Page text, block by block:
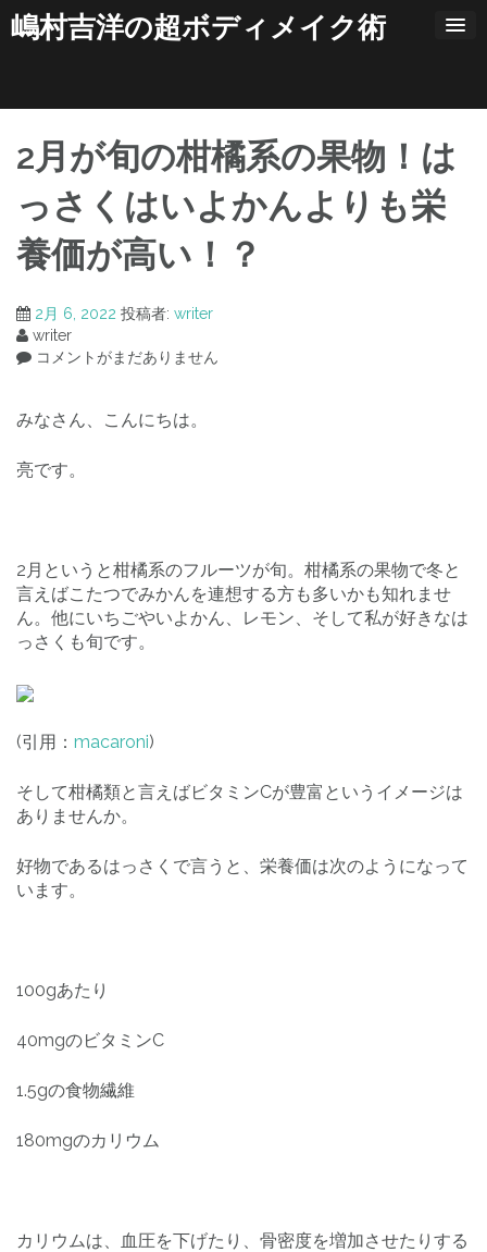
ン嶋村吉洋の超ボディメイク術
2月が旬の柑橘系の果物！は
っさくはいよかんよりも栄
養価が高い！？
2月 6, 2022 投稿者: writer
writer
コメントがまだありません
みなさん、こんにちは。
亮です。
2月というと柑橘系のフルーツが旬。柑橘系の果物で冬と
言えばこたつでみかんを連想する方も多いかも知れませ
ん。他にいちごやいよかん、レモン、そして私が好きなは
っさくも旬です。
(引用： macaroni)
そして柑橘類と言えばビタミンCが豊富というイメージは
ありませんか。
好物であるはっさくで言うと、栄養価は次のようになって
います。
100gあたり
40mgのビタミンC
1.5gの食物繊維
180mgのカリウム
カリウムは、血圧を下げたり、骨密度を増加させたりする